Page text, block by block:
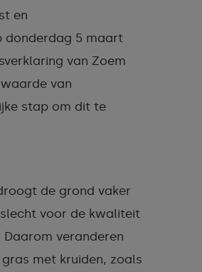
en
donderdag 5 maart
van Zoem
van
stap om dit te
de grond vaker
voor de kwaliteit
veranderen
met kruiden, zoals